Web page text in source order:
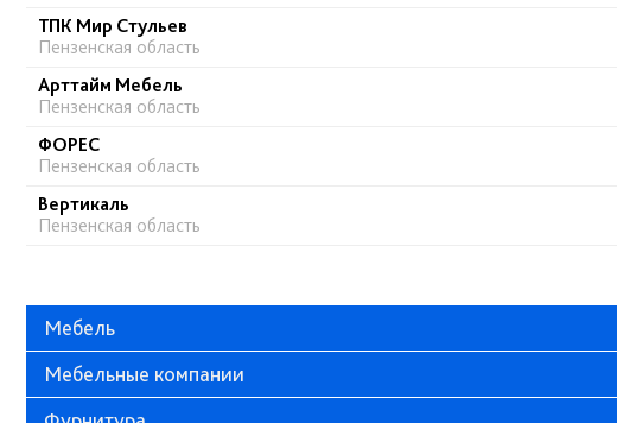
ТПК Мир Стульев
Пензенская область
Арттайм Мебель
Пензенская область
ФОРЕС
Пензенская область
Вертикаль
Пензенская область
Мебель
Мебельные компании